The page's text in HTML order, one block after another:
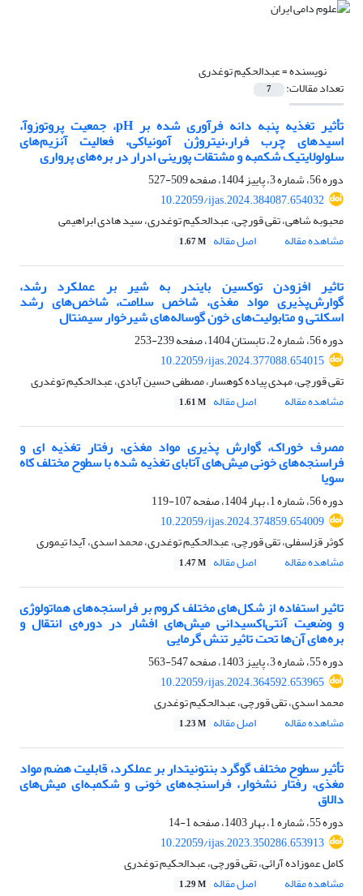
نویسنده =عبدالحکیم توغدری
تعداد مقالات: 7
تأثیر تغذیه پنبه دانه فرآوری شده بر pH، جمعیت پروتوزوآ،
اسیدهای چرب فرار،نیتروژن آمونیاکی، فعالیت آنزیم‌های
سلولولایتیک شکمبه و مشتقات پورینی ادرار در بره‌های پرواری
دوره 56، شماره 3، پاییز 1404، صفحه
509-527
10.22059/ijas.2024.384087.654032
محبوبه شاهی، تقی قورچی، عبدالحکیم توغدری، سید هادی ابراهیمی
مشاهده مقاله
اصل مقاله 1.67 M
تاثیر افزودن توکسین بایندر به شیر بر عملکرد رشد،
گوارش‌پذیری مواد مغذی، شاخص سلامت، شاخص‌های رشد
اسکلتی و متابولیت‌های خون گوساله‌های شیرخوار سیمنتال
دوره 56، شماره 2، تابستان 1404، صفحه
239-253
10.22059/ijas.2024.377088.654015
تقی قورچی، مهدی پیاده کوهسار، مصطفی حسین آبادی، عبدالحکیم توغدری
مشاهده مقاله
اصل مقاله 1.61 M
مصرف خوراک، گوارش پذیری مواد مغذی، رفتار تغذیه ای و
فراسنجه‌های خونی میش‌های آتابای تغذیه شده با سطوح مختلف کاه
سویا
دوره 56، شماره 1، بهار 1404، صفحه
107-119
10.22059/ijas.2024.374859.654009
کوثر قزلسفلی، تقی قورچی، عبدالحکیم توغدری، محمد اسدی، آیدا تیموری
مشاهده مقاله
اصل مقاله 1.47 M
تاثیر استفاده از شکل‌های مختلف کروم بر فراسنجه‌‫های‬ هماتولوژی
و وضعیت آنتی‌اکسیدانی میش‌های افشار در دوره‌ی انتقال و
بره‌های آن‌ها تحت تاثیر تنش گرمایی‬
دوره 55، شماره 3، پاییز 1403، صفحه
547-563
10.22059/ijas.2024.364592.653965
محمد اسدی، تقی قورچی، عبدالحکیم توغدری
مشاهده مقاله
اصل مقاله 1.23 M
تأثیر سطوح مختلف گوگرد بنتونیتدار بر عملکرد، قابلیت ‌هضم مواد
مغذی، رفتار نشخوار، فراسنجه‌های خونی و شکمبه‌ای میش‌های
دالاق
دوره 55، شماره 1، بهار 1403، صفحه
1-14
10.22059/ijas.2023.350286.653913
کامل عموزاده آرائی، تقی قورچی، عبدالحکیم توغدری
مشاهده مقاله
اصل مقاله 1.29 M